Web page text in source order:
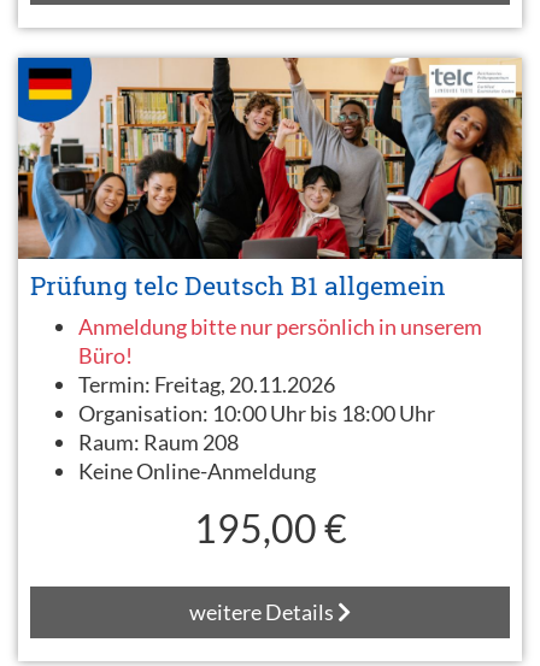
Prüfung telc Deutsch B1 allgemein
Anmeldung bitte nur persönlich in unserem
Büro!
Termin: Freitag, 20.11.2026
Organisation: 10:00 Uhr bis 18:00 Uhr
Raum: Raum 208
Keine Online-Anmeldung
195,00 €
weitere Details